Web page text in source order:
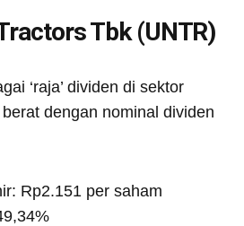
Tbk (UNTR)
‘raja’ dividen di sektor
dengan nominal dividen
Rp2.151 per saham